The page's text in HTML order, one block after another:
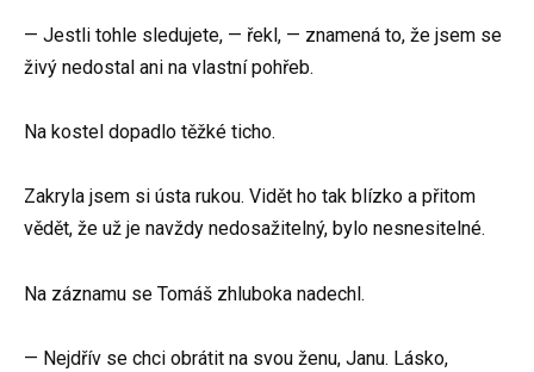
— Jestli tohle sledujete, — řekl, — znamená to, že jsem se
živý nedostal ani na vlastní pohřeb.
Na kostel dopadlo těžké ticho.
Zakryla jsem si ústa rukou. Vidět ho tak blízko a přitom
vědět, že už je navždy nedosažitelný, bylo nesnesitelné.
Na záznamu se Tomáš zhluboka nadechl.
— Nejdřív se chci obrátit na svou ženu, Janu. Lásko,